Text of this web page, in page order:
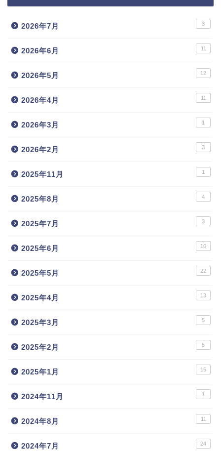
2026年7月 3
2026年6月 11
2026年5月 12
2026年4月 11
2026年3月 1
2026年2月 3
2025年11月 1
2025年8月 4
2025年7月 3
2025年6月 10
2025年5月 22
2025年4月 13
2025年3月 5
2025年2月 5
2025年1月 15
2024年11月 1
2024年8月 11
2024年7月 24